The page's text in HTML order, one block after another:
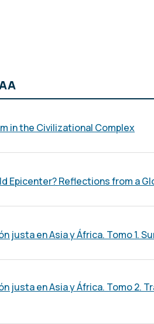
in the Civilizational Complex
Epicenter? Reflections from a
justa en Asia y África. Tomo 1.
justa en Asia y África. Tomo 2.